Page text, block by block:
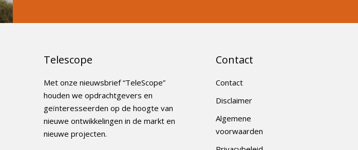
Telescope
Met onze nieuwsbrief “TeleScope”
houden we opdrachtgevers en
geïnteresseerden op de hoogte van
nieuwe ontwikkelingen in de markt en
nieuwe projecten.
Contact
Contact
Disclaimer
Algemene
voorwaarden